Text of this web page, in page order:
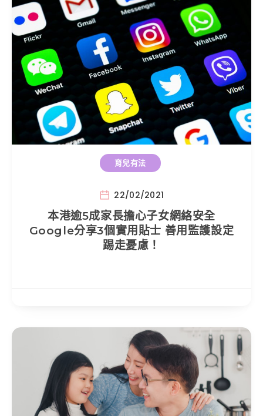
育兒有法
22/02/2021
本港逾5成家長擔心子女網絡安全
Google分享3個實用貼士 善用監護設定
踢走憂慮！